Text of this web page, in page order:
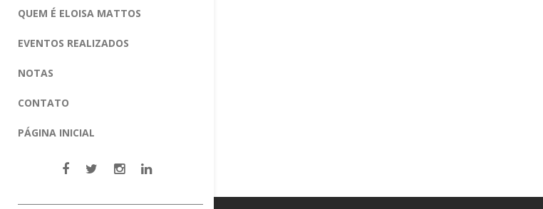
QUEM É ELOISA MATTOS
EVENTOS REALIZADOS
NOTAS
CONTATO
PÁGINA INICIAL